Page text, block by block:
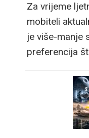
Za vrijeme
mobiteli
je više-manje
preferencija